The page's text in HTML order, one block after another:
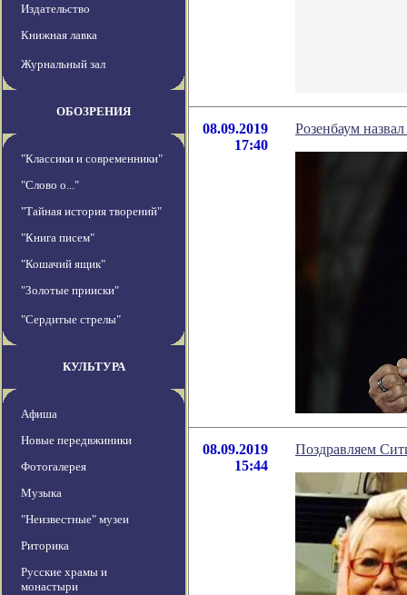
Издательство
Книжная лавка
Журнальный зал
ОБОЗРЕНИЯ
"Классики и современники"
"Слово о..."
"Тайная история творений"
"Книга писем"
"Кошачий ящик"
"Золотые прииски"
"Сердитые стрелы"
КУЛЬТУРА
Афиша
Новые передвжиники
Фотогалерея
Музыка
"Неизвестные" музеи
Риторика
Русские храмы и
монастыри
08.09.2019
17:40
Розенбаум
08.09.2019
15:44
Поздравляем